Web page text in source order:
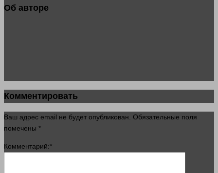
Об авторе
Комментировать
Ваш адрес email не будет опубликован. Обязательные поля
помечены *
Комментарий:*